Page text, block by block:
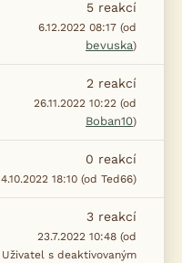
5 reakcí
6.12.2022 08:17 (od
bevuska)
2 reakcí
26.11.2022 10:22 (od
Boban10)
0 reakcí
4.10.2022 18:10 (od Ted66)
3 reakcí
23.7.2022 10:48 (od
Uživatel s deaktivovaným